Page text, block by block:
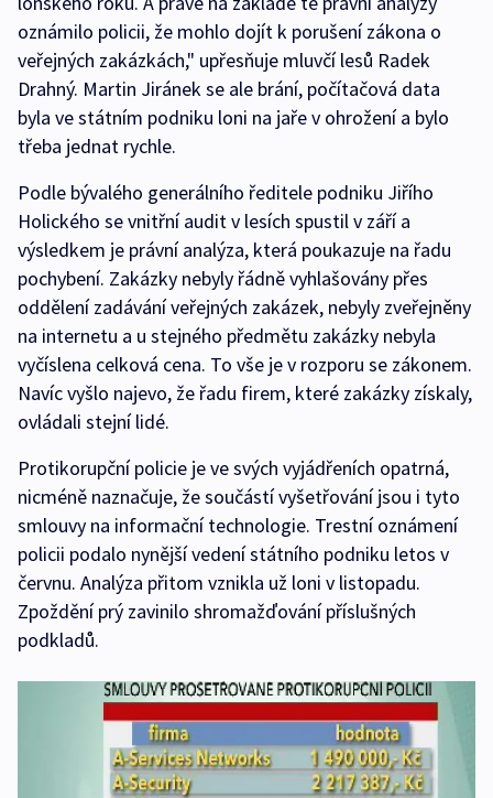
oznámilo policii, že mohlo dojít k porušení zákona o
veřejných zakázkách," upřesňuje mluvčí lesů Radek
Drahný. Martin Jiránek se ale brání, počítačová data
byla ve státním podniku loni na jaře v ohrožení a bylo
třeba jednat rychle.
Podle bývalého generálního ředitele podniku Jiřího
Holického se vnitřní audit v lesích spustil v září a
výsledkem je právní analýza, která poukazuje na řadu
pochybení. Zakázky nebyly řádně vyhlašovány přes
oddělení zadávání veřejných zakázek, nebyly zveřejněny
na internetu a u stejného předmětu zakázky nebyla
vyčíslena celková cena. To vše je v rozporu se zákonem.
Navíc vyšlo najevo, že řadu firem, které zakázky získaly,
ovládali stejní lidé.
Protikorupční policie je ve svých vyjádřeních opatrná,
nicméně naznačuje, že součástí vyšetřování jsou i tyto
smlouvy na informační technologie. Trestní oznámení
policii podalo nynější vedení státního podniku letos v
červnu. Analýza přitom vznikla už loni v listopadu.
Zpoždění prý zavinilo shromažďování příslušných
podkladů.